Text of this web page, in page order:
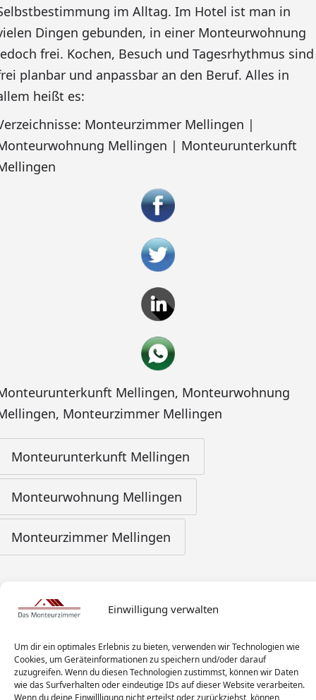
Einwilligung verwalten
Um dir ein optimales Erlebnis zu bieten, verwenden wir Technologien wie
Cookies, um Geräteinformationen zu speichern und/oder darauf
zuzugreifen. Wenn du diesen Technologien zustimmst, können wir Daten
wie das Surfverhalten oder eindeutige IDs auf dieser Website verarbeiten.
Wenn du deine Einwillligung nicht erteilst oder zurückziehst, können
im Alltag. Im Hotel ist man in
Dingen gebunden, in einer Monteurwohnung
frei. Kochen, Besuch und Tagesrhythmus sind
planbar und anpassbar an den Beruf. Alles in
heißt es:
Monteurzimmer Mellingen |
Mellingen | Monteurunterkunft
Mellingen, Monteurwohnung
, Monteurzimmer Mellingen
Monteurunterkunft Mellingen
Monteurwohnung Mellingen
Monteurzimmer Mellingen